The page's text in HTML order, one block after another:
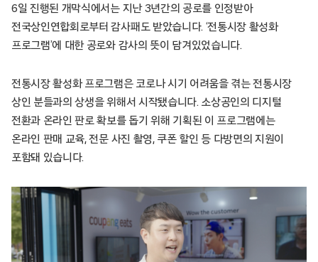
6일 진행된 개막식에서는 지난 3년간의 공로를 인정받아
전국상인연합회로부터 감사패도 받았습니다. ‘전통시장 활성화
프로그램’에 대한 공로와 감사의 뜻이 담겨있었습니다.
전통시장 활성화 프로그램은 코로나 시기 어려움을 겪는 전통시장
상인 분들과의 상생을 위해서 시작됐습니다. 소상공인의 디지털
전환과 온라인 판로 확보를 돕기 위해 기획된 이 프로그램에는
온라인 판매 교육, 전문 사진 촬영, 쿠폰 할인 등 다방면의 지원이
포함돼 있습니다.